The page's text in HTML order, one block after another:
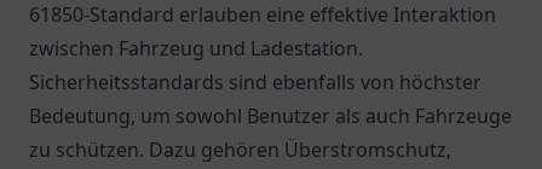
61850-Standard erlauben eine effektive Interaktion
zwischen Fahrzeug und Ladestation.
Sicherheitsstandards sind ebenfalls von höchster
Bedeutung, um sowohl Benutzer als auch Fahrzeuge
zu schützen. Dazu gehören Überstromschutz,